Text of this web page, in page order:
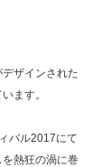
ザインされた
ます。
バル2017にて
熱狂の渦に巻